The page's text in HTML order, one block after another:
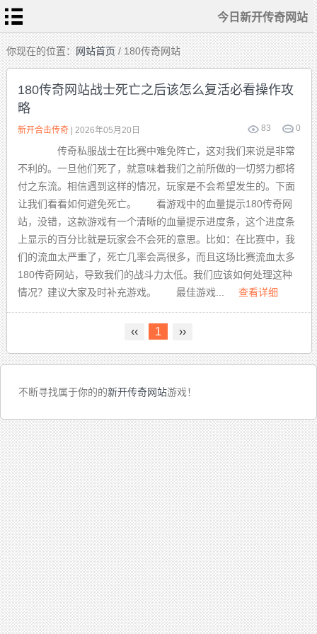
今日新开传奇网站
首
页
今
日
新
开
传
奇
网
站
热
血
传
奇
私
服
传
奇
sf
发
布
站
新
开
合
击
传
奇
你现在的位置：网站首页/ 180传奇网站
180传奇网站战士死亡之后该怎么复活必看操作攻
略
83 0
新开合击传奇| 2026年05月20日
传奇私服战士在比赛中难免阵亡，这对我们来说是非常
不利的。一旦他们死了，就意味着我们之前所做的一切努力都将
付之东流。相信遇到这样的情况，玩家是不会希望发生的。下面
让我们看看如何避免死亡。 看游戏中的血量提示180传奇网
站，没错，这款游戏有一个清晰的血量提示进度条，这个进度条
上显示的百分比就是玩家会不会死的意思。比如：在比赛中，我
们的流血太严重了，死亡几率会高很多，而且这场比赛流血太多
180传奇网站，导致我们的战斗力太低。我们应该如何处理这种
情况？建议大家及时补充游戏。 最佳游戏...
查看详细
‹‹ 1 ››
不断寻找属于你的的新开传奇网站游戏！